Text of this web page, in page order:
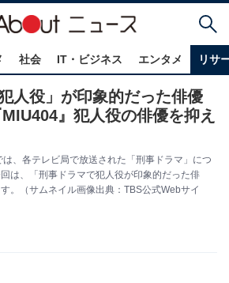
社会 IT・ビジネス エンタメ リサ
人役」が印象的だった俳優
』犯人役の俳優を抑え
、各テレビ局で放送された「刑事ドラマ」につ
は、「刑事ドラマで犯人役が印象的だった俳
。（サムネイル画像出典：TBS公式Webサイ